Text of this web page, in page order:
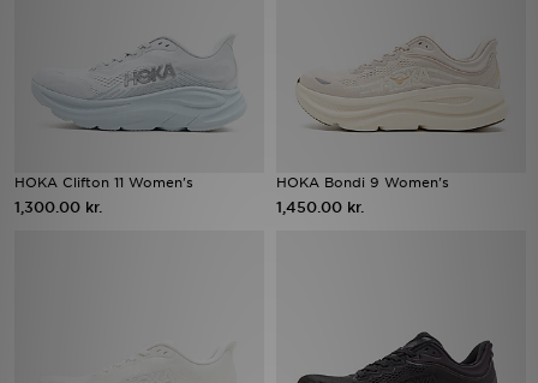
HOKA Clifton 11 Women's
1,300.00 kr.
HOKA Bondi 9 Women's
1,450.00 kr.
Mine beskeder
Hjælp & information